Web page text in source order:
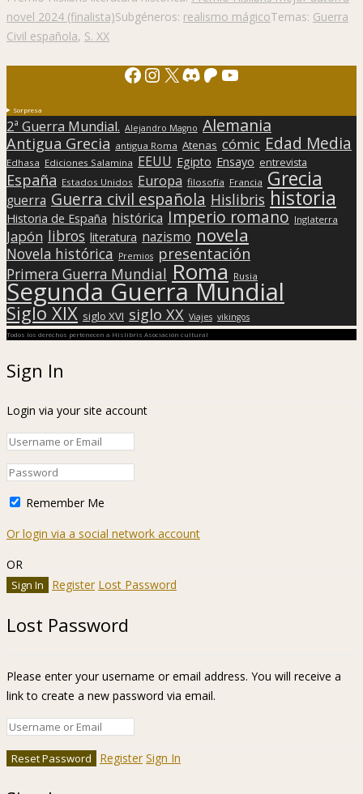
novel 2024 (finalista)Subgéneros: realismo mágicoTemas: Guerra
Civil española, S. XX
Facebook
Instagram
X Discord
Patreon
YouTube
Sorpresa
2ª Guerra Mundial. Alejandro Magno Alemania
Antigua Grecia antigua Roma Atenas cómic Edad Media
Edhasa Ediciones Salamina EEUU Egipto Ensayo entrevista
España Estados Unidos Europa filosofía Francia Grecia
guerra Guerra civil española Hislibris historia
Historia de España histórica Imperio romano Inglaterra
Japón libros literatura nazismo novela
Novela histórica Premios presentación
Primera Guerra Mundial Roma Rusia
Segunda Guerra Mundial
Siglo XIX siglo XVI siglo XX Viajes vikingos
Todos los derechos pertenecen a Hislibris Asociación cultural
Sign In
Login via your site account
Remember Me
Or login via a social network account
OR
Register Lost Password
Lost Password
Please enter your username or email address. You will receive a
link to create a new password via email.
Register Sign In